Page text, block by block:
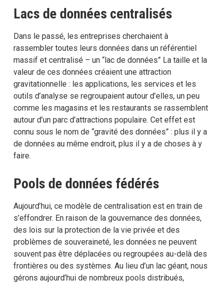
Lacs de données centralisés
Dans le passé, les entreprises cherchaient à
rassembler toutes leurs données dans un référentiel
massif et centralisé – un “lac de données” La taille et la
valeur de ces données créaient une attraction
gravitationnelle : les applications, les services et les
outils d’analyse se regroupaient autour d’elles, un peu
comme les magasins et les restaurants se rassemblent
autour d’un parc d’attractions populaire. Cet effet est
connu sous le nom de “gravité des données” : plus il y a
de données au même endroit, plus il y a de choses à y
faire.
Pools de données fédérés
Aujourd’hui, ce modèle de centralisation est en train de
s’effondrer. En raison de la gouvernance des données,
des lois sur la protection de la vie privée et des
problèmes de souveraineté, les données ne peuvent
souvent pas être déplacées ou regroupées au-delà des
frontières ou des systèmes. Au lieu d’un lac géant, nous
gérons aujourd’hui de nombreux pools distribués,